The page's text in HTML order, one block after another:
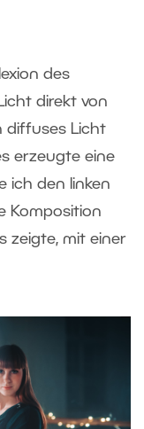
des
direkt von
diffuses Licht
erzeugte eine
ich den linken
Komposition
zeigte, mit einer